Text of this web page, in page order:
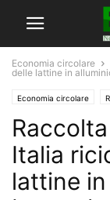
Economia circolare
delle lattine in
Economia circolare
Italia
lattine